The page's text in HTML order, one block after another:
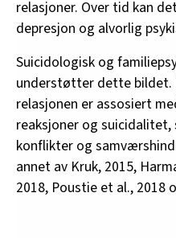
relasjoner. Over tid kan
depresjon og alvorlig
Suicidologisk og
understøtter dette bildet.
relasjonen er assosiert
reaksjoner og
konflikter og
annet av Kruk, 2015,
2018, Poustie et al., 2018